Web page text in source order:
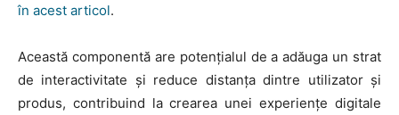
în acest articol.
Această componentă are potențialul de a adăuga un strat
de interactivitate și reduce distanța dintre utilizator și
produs, contribuind la crearea unei experiențe digitale